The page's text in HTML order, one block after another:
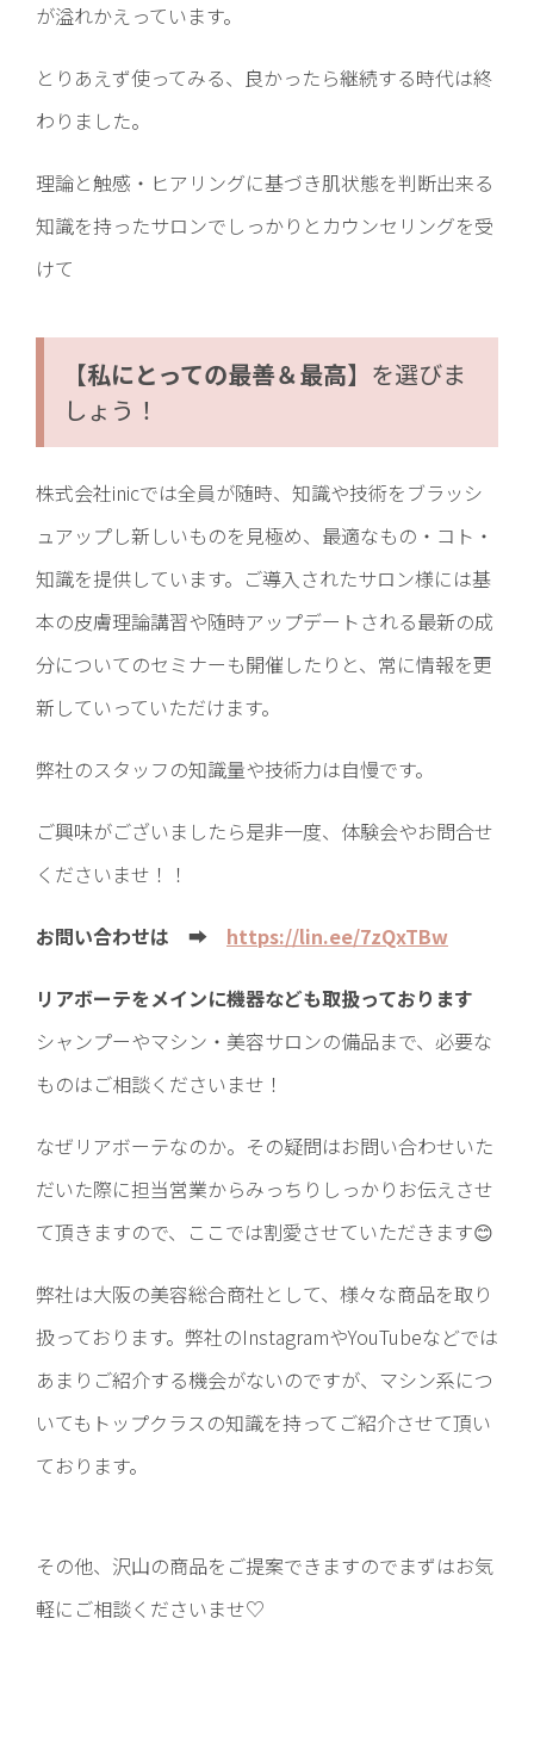
が溢れかえっています。
とりあえず使ってみる、良かったら継続する時代は終
わりました。
理論と触感・ヒアリングに基づき肌状態を判断出来る
知識を持ったサロンでしっかりとカウンセリングを受
けて
【私にとっての最善＆最高】 を選びま
しょう！
株式会社inicでは全員が随時、知識や技術をブラッシ
ュアップし新しいものを見極め、最適なもの・コト・
知識を提供しています。ご導入されたサロン様には基
本の皮膚理論講習や随時アップデートされる最新の成
分についてのセミナーも開催したりと、常に情報を更
新していっていただけます。
弊社のスタッフの知識量や技術力は自慢です。
ご興味がございましたら是非一度、体験会やお問合せ
くださいませ！！
お問い合わせは ➡ https://lin.ee/7zQxTBw
リアボーテをメインに機器なども取扱っております
シャンプーやマシン・美容サロンの備品まで、必要な
ものはご相談くださいませ！
なぜリアボーテなのか。その疑問はお問い合わせいた
だいた際に担当営業からみっちりしっかりお伝えさせ
て頂きますので、ここでは割愛させていただきます😊
弊社は大阪の美容総合商社として、様々な商品を取り
扱っております。弊社のInstagramやYouTubeなどでは
あまりご紹介する機会がないのですが、マシン系につ
いてもトップクラスの知識を持ってご紹介させて頂い
ております。
その他、沢山の商品をご提案できますのでまずはお気
軽にご相談くださいませ♡